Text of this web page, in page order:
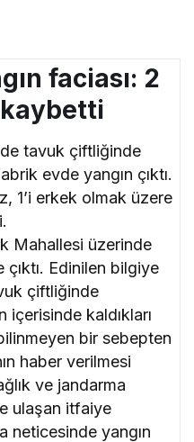
faciası: 2
kaybetti
tavuk çiftliğinde
evde yangın çıktı.
1’i erkek olmak üzere
Mahallesi üzerinde
Edinilen bilgiye
çiftliğinde
içerisinde kaldıkları
bir sebepten
haber verilmesi
ve jandarma
ulaşan itfaiye
neticesinde yangın